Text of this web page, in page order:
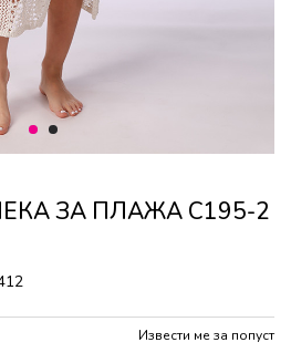
1 2
ЗА ПЛАЖА C195-2
Извести ме за попуст